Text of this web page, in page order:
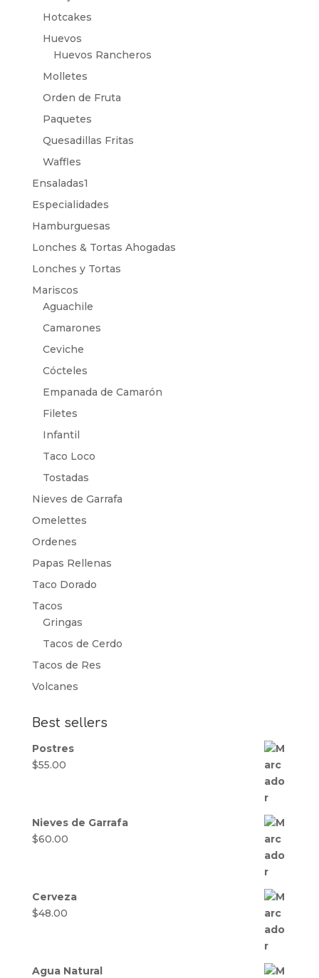
Hotcakes
Huevos
Huevos Rancheros
Molletes
Orden de Fruta
Paquetes
Quesadillas Fritas
Waffles
Ensaladas1
Especialidades
Hamburguesas
Lonches & Tortas Ahogadas
Lonches y Tortas
Mariscos
Aguachile
Camarones
Ceviche
Cócteles
Empanada de Camarón
Filetes
Infantil
Taco Loco
Tostadas
Nieves de Garrafa
Omelettes
Ordenes
Papas Rellenas
Taco Dorado
Tacos
Gringas
Tacos de Cerdo
Tacos de Res
Volcanes
Best sellers
Postres
$55.00
Nieves de Garrafa
$60.00
Cerveza
$48.00
Agua Natural